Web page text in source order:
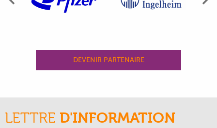
Précédent
DEVENIR PARTENAIRE
LETTRE D'INFORMATION